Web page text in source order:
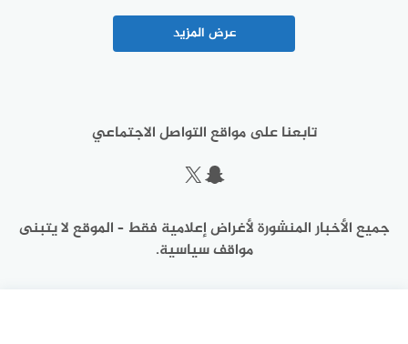
عرض المزيد
تابعنا على مواقع التواصل الاجتماعي
سناب شات
إكس
جميع الأخبار المنشورة لأغراض إعلامية فقط – الموقع لا يتبنى
مواقف سياسية.